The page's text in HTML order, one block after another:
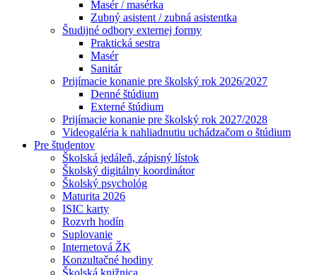
Masér / masérka
Zubný asistent / zubná asistentka
Študijné odbory externej formy
Praktická sestra
Masér
Sanitár
Prijímacie konanie pre školský rok 2026/2027
Denné štúdium
Externé štúdium
Prijímacie konanie pre školský rok 2027/2028
Videogaléria k nahliadnutiu uchádzačom o štúdium
Pre študentov
Školská jedáleň, zápisný lístok
Školský digitálny koordinátor
Školský psychológ
Maturita 2026
ISIC karty
Rozvrh hodín
Suplovanie
Internetová ŽK
Konzultačné hodiny